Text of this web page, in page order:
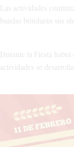
Las actividades
bandas brindarán sus
Durante la Fiesta habrá
actividades se